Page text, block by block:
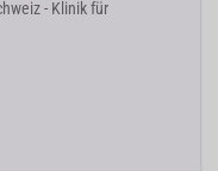
- Klinik für